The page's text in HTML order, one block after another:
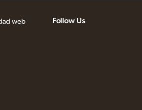
web
Follow Us